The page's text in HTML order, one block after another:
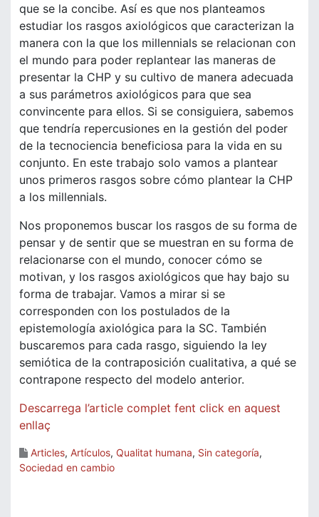
que se la concibe. Así es que nos planteamos
estudiar los rasgos axiológicos que caracterizan la
manera con la que los millennials se relacionan con
el mundo para poder replantear las maneras de
presentar la CHP y su cultivo de manera adecuada
a sus parámetros axiológicos para que sea
convincente para ellos. Si se consiguiera, sabemos
que tendría repercusiones en la gestión del poder
de la tecnociencia beneficiosa para la vida en su
conjunto. En este trabajo solo vamos a plantear
unos primeros rasgos sobre cómo plantear la CHP
a los millennials.
Nos proponemos buscar los rasgos de su forma de
pensar y de sentir que se muestran en su forma de
relacionarse con el mundo, conocer cómo se
motivan, y los rasgos axiológicos que hay bajo su
forma de trabajar. Vamos a mirar si se
corresponden con los postulados de la
epistemología axiológica para la SC. También
buscaremos para cada rasgo, siguiendo la ley
semiótica de la contraposición cualitativa, a qué se
contrapone respecto del modelo anterior.
Descarrega l’article complet fent click en aquest
enllaç
Articles, Artículos, Qualitat humana, Sin categoría,
Sociedad en cambio